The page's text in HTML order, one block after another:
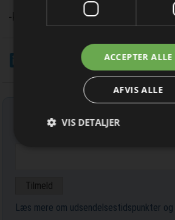
Jeg modtager
-kis
Indtast din e-mail-adresse herunder.
Læs mere om udsendelsestidspunkter og
ACCEPTER ALLE
AFVIS ALLE
VIS DETALJER